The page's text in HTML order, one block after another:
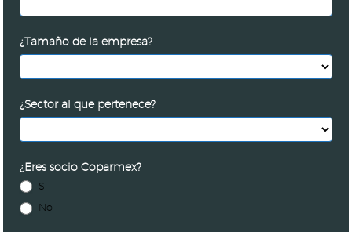
¿Tamaño de la empresa?
¿Sector al que pertenece?
¿Eres socio Coparmex?
Si
No